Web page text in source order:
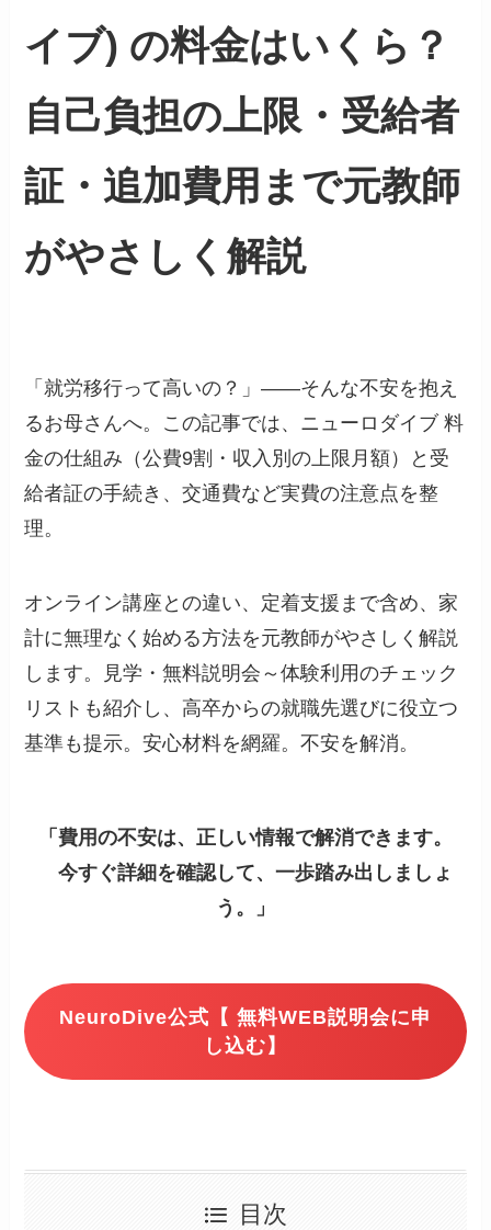
イブ) の料金はいくら？
自己負担の上限・受給者
証・追加費用まで元教師
がやさしく解説
「就労移行って高いの？」――そんな不安を抱え
るお母さんへ。この記事では、ニューロダイブ 料
金の仕組み（公費9割・収入別の上限月額）と受
給者証の手続き、交通費など実費の注意点を整
理。
オンライン講座との違い、定着支援まで含め、家
計に無理なく始める方法を元教師がやさしく解説
します。見学・無料説明会～体験利用のチェック
リストも紹介し、高卒からの就職先選びに役立つ
基準も提示。安心材料を網羅。不安を解消。
「費用の不安は、正しい情報で解消できます。
今すぐ詳細を確認して、一歩踏み出しましょ
う。」
NeuroDive公式【 無料WEB説明会に申
し込む】
目次